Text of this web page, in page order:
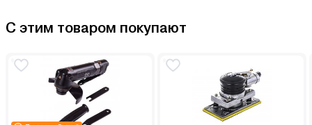
С этим товаром покупают